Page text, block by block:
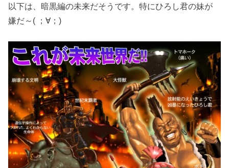
以下は、暗黒編の未来だそうです。特にひろし君の妹が
嫌だ～( ；∀；)